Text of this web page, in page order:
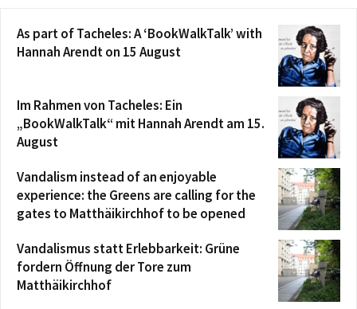
As part of Tacheles: A ‘BookWalkTalk’ with
Hannah Arendt on 15 August
Im Rahmen von Tacheles: Ein
„BookWalkTalk“ mit Hannah Arendt am 15.
August
Vandalism instead of an enjoyable
experience: the Greens are calling for the
gates to Matthäikirchhof to be opened
Vandalismus statt Erlebbarkeit: Grüne
fordern Öffnung der Tore zum
Matthäikirchhof